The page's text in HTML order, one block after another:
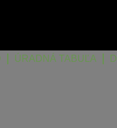
ÚRADNÁ TABUĽA